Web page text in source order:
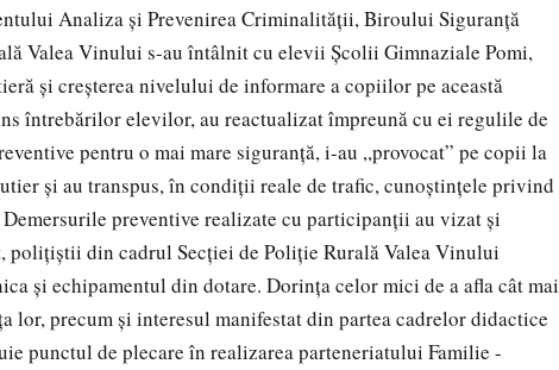
Analiza și Prevenirea Criminalității, Biroului Siguranță
Valea Vinului s-au întâlnit cu elevii Școlii Gimnaziale Pomi,
și creșterea nivelului de informare a copiilor pe această
întrebărilor elevilor, au reactualizat împreună cu ei regulile de
pentru o mai mare siguranță, i-au ,,provocat” pe copii la
și au transpus, în condiții reale de trafic, cunoștințele privind
preventive realizate cu participanții au vizat și
polițiștii din cadrul Secției de Poliție Rurală Valea Vinului
și echipamentul din dotare. Dorința celor mici de a afla cât mai
lor, precum și interesul manifestat din partea cadrelor didactice
punctul de plecare în realizarea parteneriatului Familie -